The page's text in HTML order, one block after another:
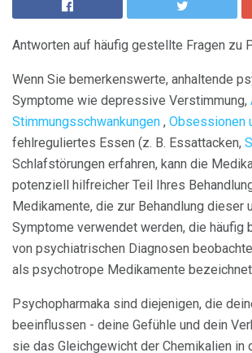
Antworten auf häufig gestellte Fragen zu
Wenn Sie bemerkenswerte, anhaltende
Symptome wie depressive Verstimmung,
Stimmungsschwankungen , Obsessionen
fehlreguliertes Essen (z. B. Essattacken,
Schlafstörungen erfahren, kann die
potenziell hilfreicher Teil Ihres
Medikamente, die zur Behandlung dieser
Symptome verwendet werden, die häufig
von psychiatrischen Diagnosen
als psychotrope Medikamente
Psychopharmaka sind diejenigen, die
beeinflussen - deine Gefühle und dein
sie das Gleichgewicht der Chemikalien in